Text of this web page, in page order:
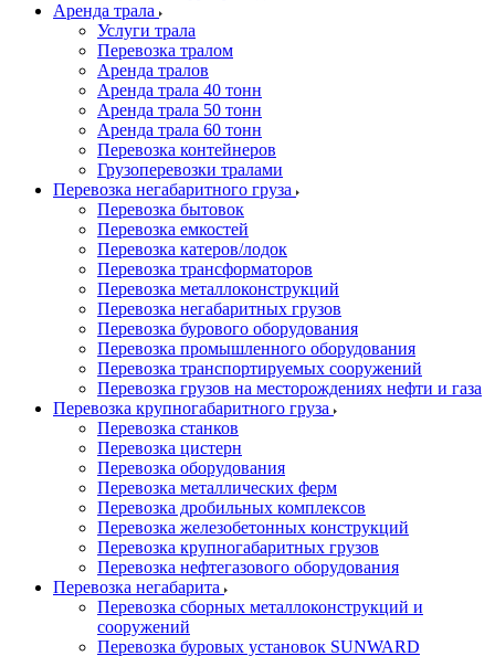
Аренда трала
Услуги трала
Перевозка тралом
Аренда тралов
Аренда трала 40 тонн
Аренда трала 50 тонн
Аренда трала 60 тонн
Перевозка контейнеров
Грузоперевозки тралами
Перевозка негабаритного груза
Перевозка бытовок
Перевозка емкостей
Перевозка катеров/лодок
Перевозка трансформаторов
Перевозка металлоконструкций
Перевозка негабаритных грузов
Перевозка бурового оборудования
Перевозка промышленного оборудования
Перевозка транспортируемых сооружений
Перевозка грузов на месторождениях нефти и газа
Перевозка крупногабаритного груза
Перевозка станков
Перевозка цистерн
Перевозка оборудования
Перевозка металлических ферм
Перевозка дробильных комплексов
Перевозка железобетонных конструкций
Перевозка крупногабаритных грузов
Перевозка нефтегазового оборудования
Перевозка негабарита
Перевозка сборных металлоконструкций и
сооружений
Перевозка буровых установок SUNWARD